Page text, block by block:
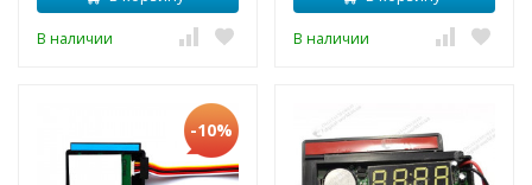
В наличии В наличии
-10%